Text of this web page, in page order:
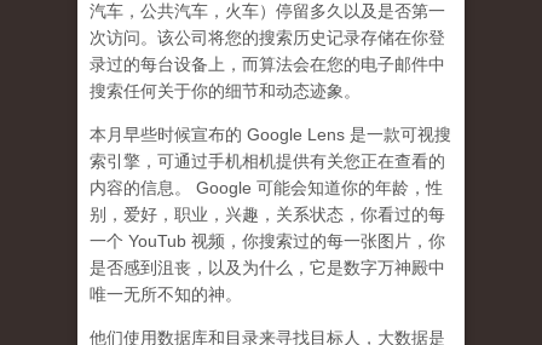
汽车，公共汽车，火车）停留多久以及是否第一
次访问。该公司将您的搜索历史记录存储在你登
录过的每台设备上，而算法会在您的电子邮件中
搜索任何关于你的细节和动态迹象。
本月早些时候宣布的 Google Lens 是一款可视搜
索引擎，可通过手机相机提供有关您正在查看的
内容的信息。 Google 可能会知道你的年龄，性
别，爱好，职业，兴趣，关系状态，你看过的每
一个 YouTub 视频，你搜索过的每一张图片，你
是否感到沮丧，以及为什么，它是数字万神殿中
唯一无所不知的神。
他们使用数据库和目录来寻找目标人，大数据是